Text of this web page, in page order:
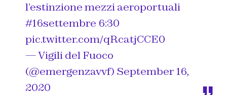
l’estinzione mezzi aeroportuali
#16settembre 6:30
pic.twitter.com/qRcatjCCE0
— Vigili del Fuoco
(@emergenzavvf) September 16,
2020